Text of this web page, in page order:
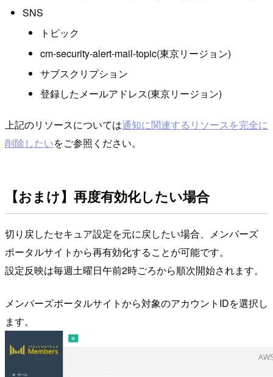
SNS
トピック
cm-security-alert-mail-topic(東京リージョン)
サブスクリプション
登録したメールアドレス(東京リージョン)
上記のリソースについては通知に関連するリソースを完全に
削除したいをご参照ください。
【おまけ】再度有効化したい場合
切り戻したセキュア設定を元に戻したい場合、メンバーズ
ポータルサイトから再有効化することが可能です。
設定反映は毎週土曜日午前2時ごろから順次開始されます。
メンバーズポータルサイトから対象のアカウントIDを選択し
ます。